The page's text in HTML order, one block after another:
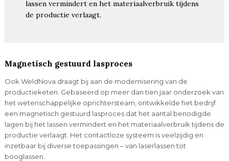
lassen vermindert en het materiaalverbruik tijdens
de productie verlaagt.
Magnetisch gestuurd lasproces
Ook WeldNova draagt bij aan de modernisering van de
productieketen. Gebaseerd op meer dan tien jaar onderzoek van
het wetenschappelijke oprichtersteam, ontwikkelde het bedrijf
een magnetisch gestuurd lasproces dat het aantal benodigde
lagen bij het lassen vermindert en het materiaalverbruik tijdens de
productie verlaagt. Het contactloze systeem is veelzijdig en
inzetbaar bij diverse toepassingen – van laserlassen tot
booglassen.